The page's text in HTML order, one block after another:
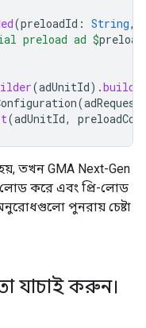
(preloadId : String,
preload ad $
(adUnitId).build
(adRequest
(adUnitId,
তখন GMA Next-Gen
লোড করে এবং প্রি-লোড
পুনরায় চেষ্টা
যাচাই করুন।